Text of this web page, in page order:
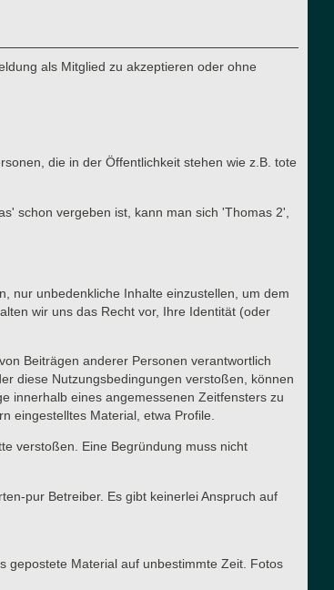
als Mitglied zu akzeptieren oder ohne
die in der Öffentlichkeit stehen wie z.B. tote
schon vergeben ist, kann man sich 'Thomas 2',
nur unbedenkliche Inhalte einzustellen, um dem
wir uns das Recht vor, Ihre Identität (oder
Beiträgen anderer Personen verantwortlich
diese Nutzungsbedingungen verstoßen, können
innerhalb eines angemessenen Zeitfensters zu
eingestelltes Material, etwa Profile.
verstoßen. Eine Begründung muss nicht
pur Betreiber. Es gibt keinerlei Anspruch auf
gepostete Material auf unbestimmte Zeit. Fotos